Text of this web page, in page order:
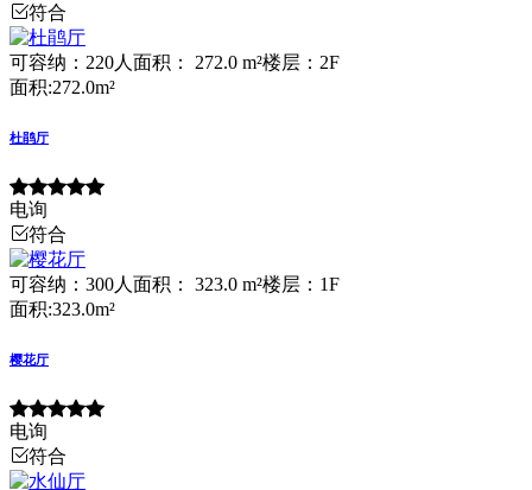
符合
可容纳：220人 面积： 272.0 m²楼层：2F
面积:272.0m²
杜鹃厅
电询
符合
可容纳：300人 面积： 323.0 m²楼层：1F
面积:323.0m²
樱花厅
电询
符合